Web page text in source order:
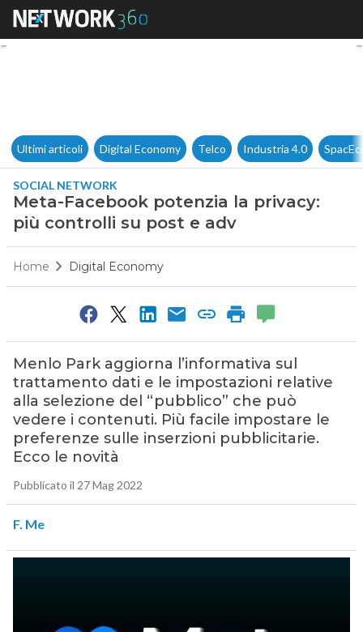
Meta-Facebook potenzia la
Ultimi articoli Digital Economy Telco Industria 4.0
SOCIAL NETWORK
Meta-Facebook potenzia la privacy:
più controlli su post e adv
Home Digital Economy
Menlo Park aggiorna l’informativa sul
trattamento dati e le impostazioni relative
alla selezione del “pubblico” che può
vedere i contenuti. Più facile impostare le
preferenze sulle inserzioni pubblicitarie.
Ecco le novità
Pubblicato il 27 Mag 2022
F. Me